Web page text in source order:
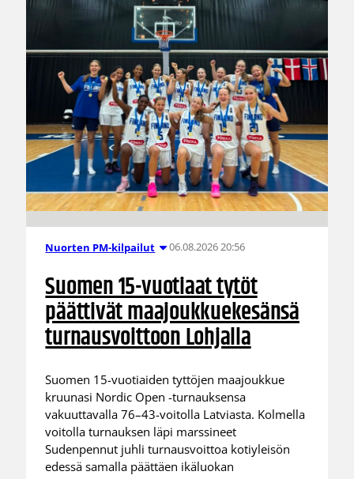
Nuorten PM-kilpailut 06.08.2026 20:56
Suomen 15-vuotiaat tytöt
päättivät maajoukkuekesänsä
turnausvoittoon Lohjalla
Suomen 15-vuotiaiden tyttöjen maajoukkue
kruunasi Nordic Open -turnauksensa
vakuuttavalla 76–43-voitolla Latviasta. Kolmella
voitolla turnauksen läpi marssineet
Sudenpennut juhli turnausvoittoa kotiyleisön
edessä samalla päättäen ikäluokan